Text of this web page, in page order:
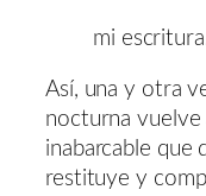
mi
Así, una y otra
nocturna vuelve
inabarcable que
restituye y